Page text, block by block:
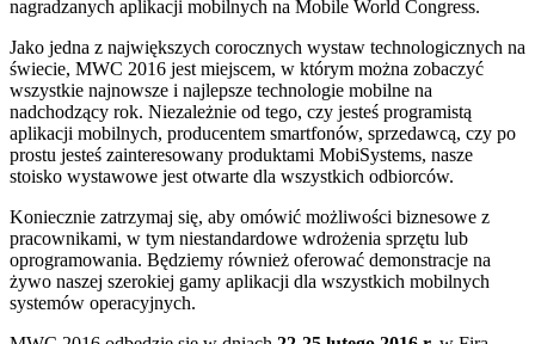
nagradzanych aplikacji mobilnych na Mobile World Congress.
Jako jedna z największych corocznych wystaw technologicznych na
świecie, MWC 2016 jest miejscem, w którym można zobaczyć
wszystkie najnowsze i najlepsze technologie mobilne na
nadchodzący rok. Niezależnie od tego, czy jesteś programistą
aplikacji mobilnych, producentem smartfonów, sprzedawcą, czy po
prostu jesteś zainteresowany produktami MobiSystems, nasze
stoisko wystawowe jest otwarte dla wszystkich odbiorców.
Koniecznie zatrzymaj się, aby omówić możliwości biznesowe z
pracownikami, w tym niestandardowe wdrożenia sprzętu lub
oprogramowania. Będziemy również oferować demonstracje na
żywo naszej szerokiej gamy aplikacji dla wszystkich mobilnych
systemów operacyjnych.